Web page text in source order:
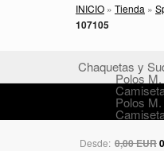
INICIO » Tienda »
107105
Chaquetas y
Polos
Polos
Desde: 0,00 EUR